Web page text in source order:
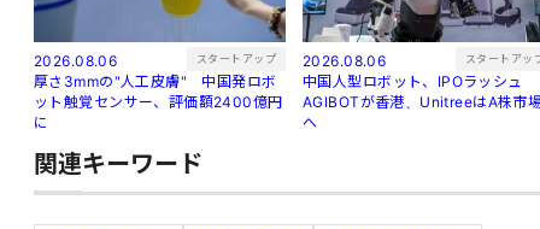
2026.08.06 スタートアップ
厚さ3mmの"人工皮膚" 中国発ロボ
ット触覚センサー、評価額2400億円
に
2026.08.06 スタートアッ
中国人型ロボット、IPOラッシュ
AGIBOTが香港、UnitreeはA株市
へ
関連キーワード